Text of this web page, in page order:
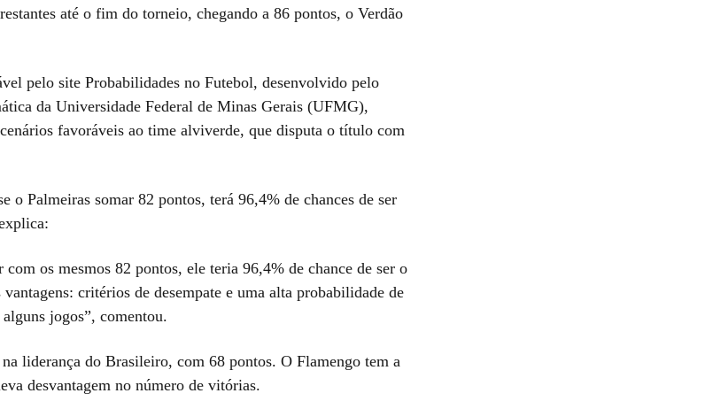
até o fim do torneio, chegando a 86 pontos, o Verdão
pelo site Probabilidades no Futebol, desenvolvido pelo
da Universidade Federal de Minas Gerais (UFMG),
favoráveis ao time alviverde, que disputa o título com
o Palmeiras somar 82 pontos, terá 96,4% de chances de ser
com os mesmos 82 pontos, ele teria 96,4% de chance de ser o
critérios de desempate e uma alta probabilidade de
jogos”, comentou.
liderança do Brasileiro, com 68 pontos. O Flamengo tem a
desvantagem no número de vitórias.